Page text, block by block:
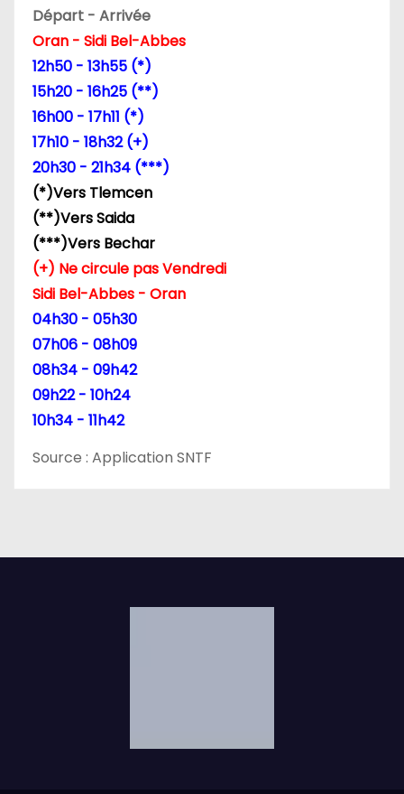
d
e
a
r
t
c
e
Départ - Arrivée
Oran - Sidi Bel-Abbes
12h50 - 13h55 (*)
15h20 - 16h25 (**)
16h00 - 17h11 (*)
17h10 - 18h32 (+)
20h30 - 21h34 (***)
(*)Vers Tlemcen
(**)Vers Saida
(***)Vers Bechar
(+) Ne circule pas Vendredi
Sidi Bel-Abbes - Oran
04h30 - 05h30
07h06 - 08h09
08h34 - 09h42
09h22 - 10h24
10h34 - 11h42
Source : Application SNTF